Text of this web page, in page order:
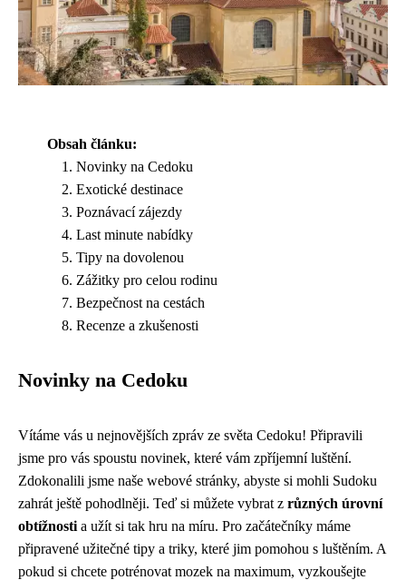
Obsah článku:
Novinky na Cedoku
Exotické destinace
Poznávací zájezdy
Last minute nabídky
Tipy na dovolenou
Zážitky pro celou rodinu
Bezpečnost na cestách
Recenze a zkušenosti
Novinky na Cedoku
Vítáme vás u nejnovějších zpráv ze světa Cedoku! Připravili
jsme pro vás spoustu novinek, které vám zpříjemní luštění.
Zdokonalili jsme naše webové stránky, abyste si mohli Sudoku
zahrát ještě pohodlněji. Teď si můžete vybrat z různých úrovní
obtížnosti a užít si tak hru na míru. Pro začátečníky máme
připravené užitečné tipy a triky, které jim pomohou s luštěním. A
pokud si chcete potrénovat mozek na maximum, vyzkoušejte